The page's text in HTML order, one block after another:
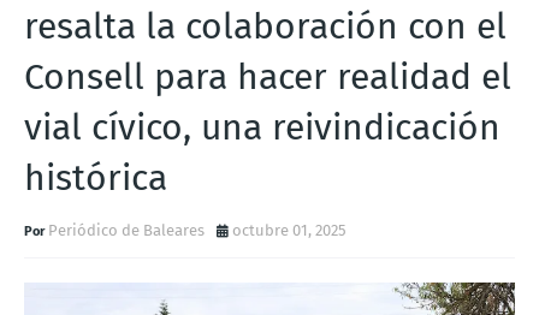
resalta la colaboración con el
Consell para hacer realidad el
vial cívico, una reivindicación
histórica
Periódico de Baleares octubre 01, 2025